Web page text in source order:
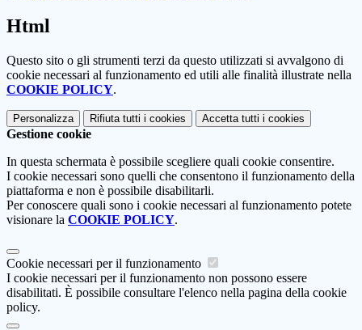
Html
Questo sito o gli strumenti terzi da questo utilizzati si avvalgono di
cookie necessari al funzionamento ed utili alle finalità illustrate nella
COOKIE POLICY.
Personalizza Rifiuta tutti i cookies Accetta tutti i cookies
Gestione cookie
In questa schermata è possibile scegliere quali cookie consentire.
I cookie necessari sono quelli che consentono il funzionamento della
piattaforma e non è possibile disabilitarli.
Per conoscere quali sono i cookie necessari al funzionamento potete
visionare la COOKIE POLICY.
Cookie necessari per il funzionamento
I cookie necessari per il funzionamento non possono essere
disabilitati. È possibile consultare l'elenco nella pagina della cookie
policy.